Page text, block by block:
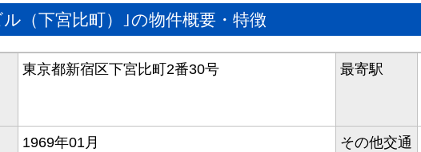
ル（下宮比町）｣の物件概要・特徴
東京都新宿区下宮比町2番30号 最寄駅
1969年01月 その他交通